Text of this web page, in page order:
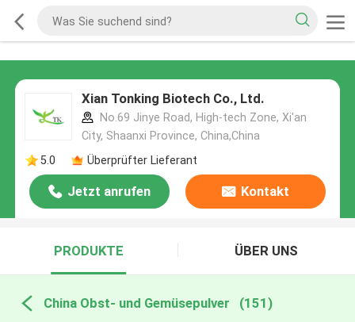
Xian Tonking Biotech Co., Ltd.
No.69 Jinye Road, High-tech Zone, Xi'an
City, Shaanxi Province, China,China
5.0
Überprüfter Lieferant
Jetzt anrufen Kontakt
PRODUKTE ÜBER UNS
China Obst- und Gemüsepulver (151)